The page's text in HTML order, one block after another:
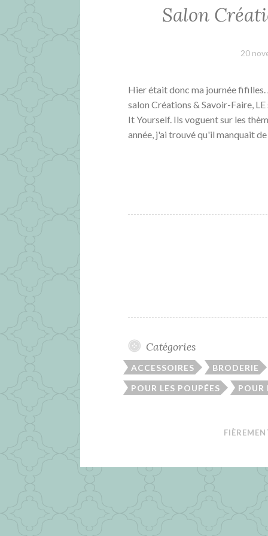
Salon
20
Hier était donc ma journée fifilles.
salon Créations & Savoir-Faire,
It Yourself. Ils voguent sur les
année, j'ai trouvé qu'il manquait
Catégories
ACCESSOIRES BRODERIE
POUR LES POUPÉES POUR